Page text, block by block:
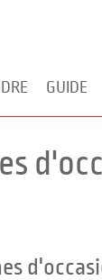
GUIDE